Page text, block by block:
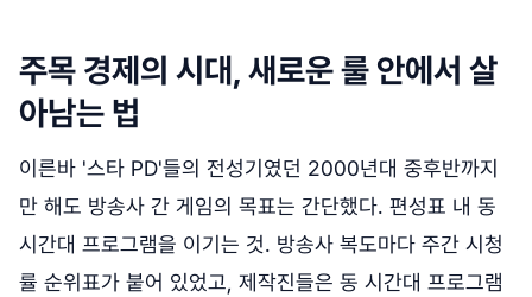
주목 경제의 시대, 새로운 룰 안에서 살
아남는 법
이른바 '스타 PD'들의 전성기였던 2000년대 중후반까지
만 해도 방송사 간 게임의 목표는 간단했다. 편성표 내 동
시간대 프로그램을 이기는 것. 방송사 복도마다 주간 시청
률 순위표가 붙어 있었고, 제작진들은 동 시간대 프로그램